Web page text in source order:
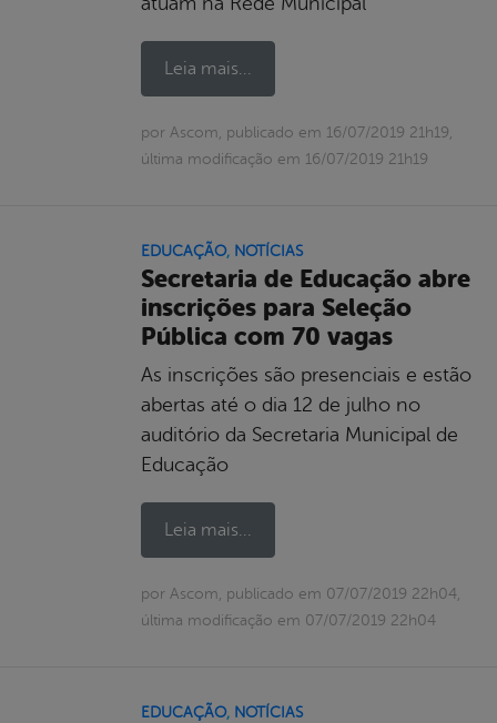
Leia mais...
por Ascom, publicado em 16/07/2019 21h19,
última modificação em 16/07/2019 21h19
EDUCAÇÃO, NOTÍCIAS
Secretaria de Educação abre
inscrições para Seleção
Pública com 70 vagas
As inscrições são presenciais e estão
abertas até o dia 12 de julho no
auditório da Secretaria Municipal de
Educação
Leia mais...
por Ascom, publicado em 07/07/2019 22h04,
última modificação em 07/07/2019 22h04
EDUCAÇÃO, NOTÍCIAS